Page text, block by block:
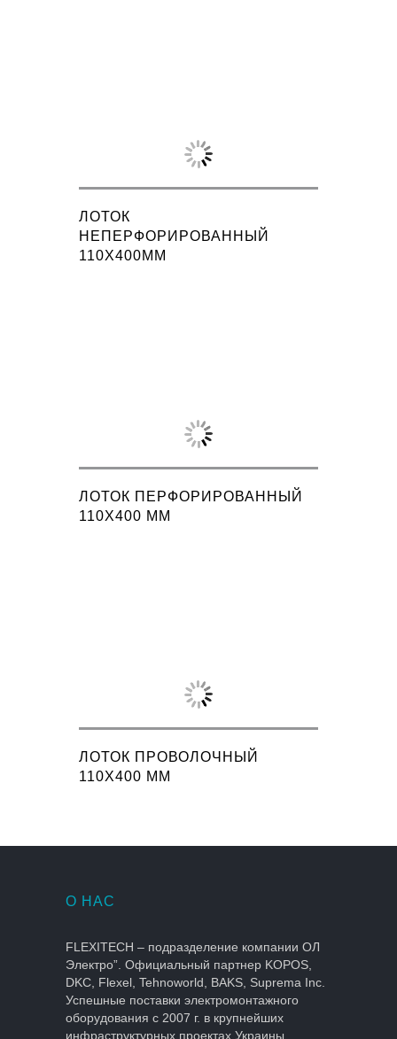
ЛОТОК
НЕПЕРФОРИРОВАННЫЙ
110X400ММ
ЛОТОК ПЕРФОРИРОВАННЫЙ
110X400 ММ
ЛОТОК ПРОВОЛОЧНЫЙ
110X400 ММ
О НАС
FLEXITECH – подразделение компании ОЛ
Электро”. Официальный партнер KOPOS,
DKC, Flexel, Tehnoworld, BAKS, Suprema Inc.
Успешные поставки электромонтажного
оборудования с 2007 г. в крупнейших
инфраструктурных проектах Украины.